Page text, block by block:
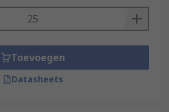
Toevoegen
Datasheets